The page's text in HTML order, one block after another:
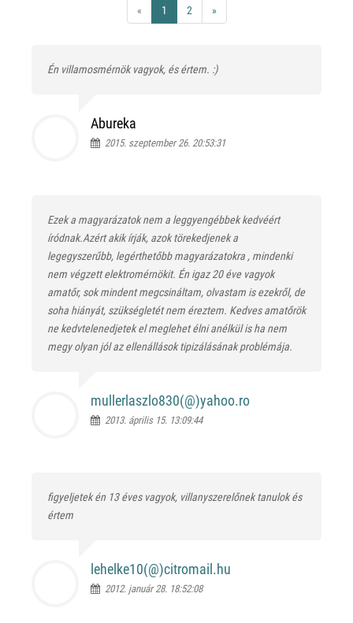
« 1 2 »
Én villamosmérnök vagyok, és értem. :)
Abureka
2015. szeptember 26. 20:53:31
Ezek a magyarázatok nem a leggyengébbek kedvéért
íródnak.Azért akik írják, azok törekedjenek a
legegyszerűbb, legérthetőbb magyarázatokra , mindenki
nem végzett elektromérnökit. Én igaz 20 éve vagyok
amatőr, sok mindent megcsináltam, olvastam is ezekről, de
soha hiányát, szükségletét nem éreztem. Kedves amatőrök
ne kedvtelenedjetek el meglehet élni anélkül is ha nem
megy olyan jól az ellenállások tipizálásának problémája.
mullerlaszlo830(@)yahoo.ro
2013. április 15. 13:09:44
figyeljetek én 13 éves vagyok, villanyszerelőnek tanulok és
értem
lehelke10(@)citromail.hu
2012. január 28. 18:52:08